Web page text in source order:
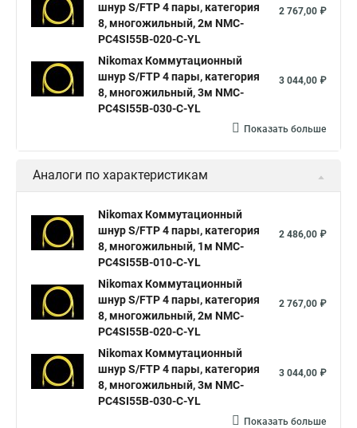
шнур S/FTP 4 пары, категория
8, многожильный, 2м NMC-
PC4SI55B-020-C-YL
2 767,00 ₽
Nikomax Коммутационный
шнур S/FTP 4 пары, категория
8, многожильный, 3м NMC-
PC4SI55B-030-C-YL
3 044,00 ₽
Показать больше
Аналоги по характеристикам
Nikomax Коммутационный
шнур S/FTP 4 пары, категория
8, многожильный, 1м NMC-
PC4SI55B-010-C-YL
2 486,00 ₽
Nikomax Коммутационный
шнур S/FTP 4 пары, категория
8, многожильный, 2м NMC-
PC4SI55B-020-C-YL
2 767,00 ₽
Nikomax Коммутационный
шнур S/FTP 4 пары, категория
8, многожильный, 3м NMC-
PC4SI55B-030-C-YL
3 044,00 ₽
Показать больше